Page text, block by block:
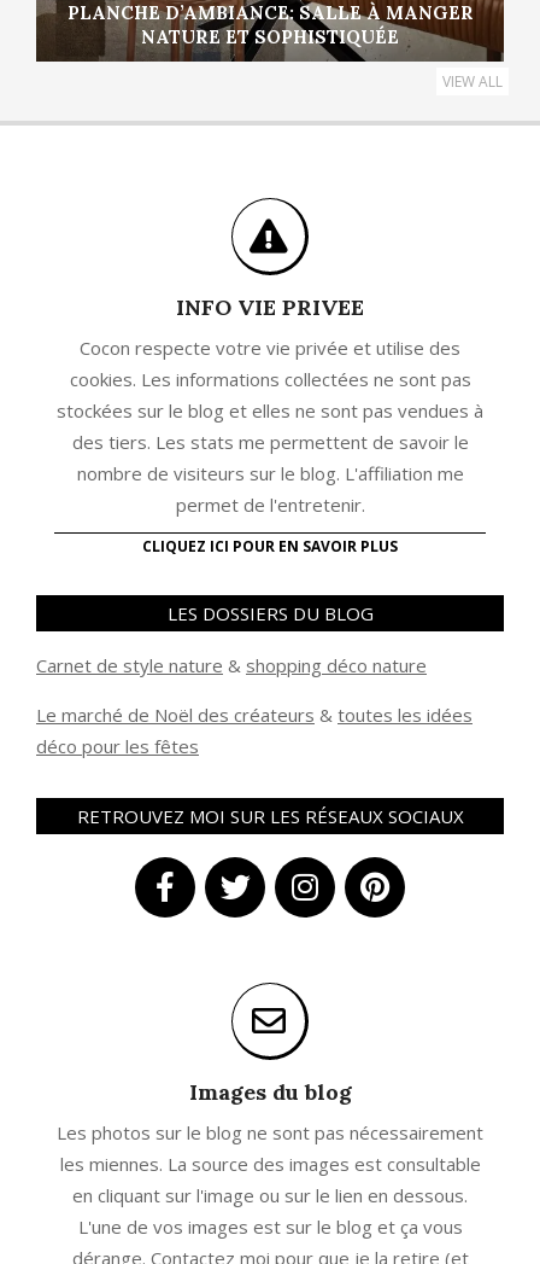
PLANCHE D’AMBIANCE: SALLE À MANGER
NATURE ET SOPHISTIQUÉE
VIEW ALL
INFO VIE PRIVEE
Cocon respecte votre vie privée et utilise des
cookies. Les informations collectées ne sont pas
stockées sur le blog et elles ne sont pas vendues à
des tiers. Les stats me permettent de savoir le
nombre de visiteurs sur le blog. L'affiliation me
permet de l'entretenir.
CLIQUEZ ICI POUR EN SAVOIR PLUS
LES DOSSIERS DU BLOG
Carnet de style nature & shopping déco nature
Le marché de Noël des créateurs & toutes les idées
déco pour les fêtes
RETROUVEZ MOI SUR LES RÉSEAUX SOCIAUX
Images du blog
Les photos sur le blog ne sont pas nécessairement
les miennes. La source des images est consultable
en cliquant sur l'image ou sur le lien en dessous.
L'une de vos images est sur le blog et ça vous
dérange. Contactez moi pour que je la retire (et